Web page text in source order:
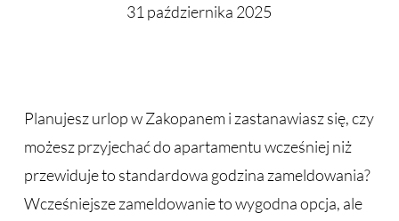
31 października 2025
Planujesz urlop w Zakopanem i zastanawiasz się, czy
możesz przyjechać do apartamentu wcześniej niż
przewiduje to standardowa godzina zameldowania?
Wcześniejsze zameldowanie to wygodna opcja, ale